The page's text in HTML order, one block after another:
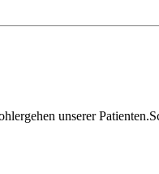
unserer